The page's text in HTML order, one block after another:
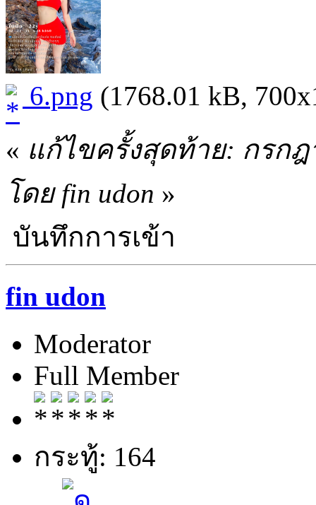
6.png (1768.01 kB,
« แก้ไขครั้งสุดท้าย: กรกฎ
โดย fin udon »
บันทึกการเข้า
fin udon
Moderator
Full Member
กระทู้: 164